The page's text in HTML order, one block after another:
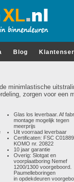
Blog
minimlastische
zorgen voor een
Glas los leverbaar. Af
montage mogelijk tegen
meerprijs
Uit voorraad leverbaar
Certificaten: FSC
KOMO nr. 20822
10 jaar garantie
Overig: Slotgat en
voorplaatboring Nemef
1200/1300 voorgeboord.
Paumelleboringen
in opdekdeuren